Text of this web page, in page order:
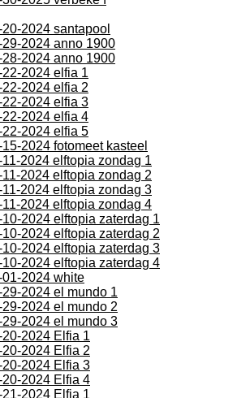
20-2024 santapool
29-2024 anno 1900
28-2024 anno 1900
2024 elfia 1
2024 elfia 2
22-2024 elfia 3
22-2024 elfia 4
22-2024 elfia 5
2024 fotomeet kasteel
2024 elftopia zondag 1
2024 elftopia zondag 2
11-2024 elftopia zondag 3
11-2024 elftopia zondag 4
2024 elftopia zaterdag 1
2024 elftopia zaterdag 2
10-2024 elftopia zaterdag 3
10-2024 elftopia zaterdag 4
01-2024 white
2024 el mundo 1
2024 el mundo 2
29-2024 el mundo 3
20-2024 Elfia 1
20-2024 Elfia 2
20-2024 Elfia 3
20-2024 Elfia 4
21-2024 Elfia 1